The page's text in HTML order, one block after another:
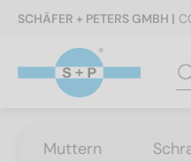
SCHÄFER + PETERS GMBH |
Muttern